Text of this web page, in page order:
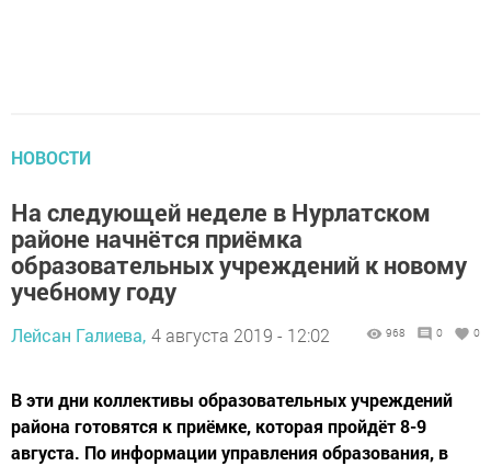
НОВОСТИ
На следующей неделе в Нурлатском
районе начнётся приёмка
образовательных учреждений к новому
учебному году
Лейсан Галиева, 4 августа 2019 - 12:02 968 0 0
В эти дни коллективы образовательных учреждений
района готовятся к приёмке, которая пройдёт 8-9
августа. По информации управления образования, в